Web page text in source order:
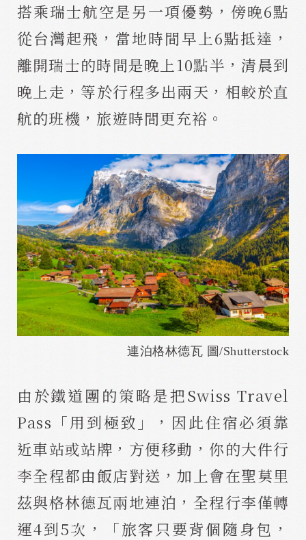
搭乘瑞士航空是另一項優勢，傍晚6點
從台灣起飛，當地時間早上6點抵達，
離開瑞士的時間是晚上10點半，清晨到
晚上走，等於行程多出兩天，相較於直
航的班機，旅遊時間更充裕。
連泊格林德瓦 圖/Shutterstock
由於鐵道團的策略是把Swiss Travel
Pass「用到極致」，因此住宿必須靠
近車站或站牌，方便移動，你的大件行
李全程都由飯店對送，加上會在聖莫里
茲與格林德瓦兩地連泊，全程行李僅轉
運4到5次，「旅客只要背個隨身包，